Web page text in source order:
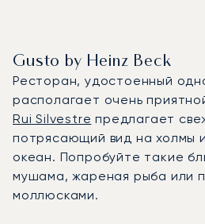
Gusto by Heinz Beck
Ресторан, удостоенный
располагает очень
Rui Silvestre предлагает
потрясающий вид на холмы
океан. Попробуйте такие
мушама, жареная рыба или
моллюсками.